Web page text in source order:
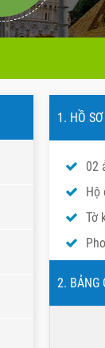
1. HỒ
02
Hộ
Tờ
2. BẢNG